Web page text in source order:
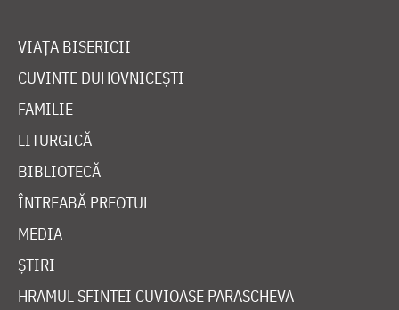
VIAȚA BISERICII
CUVINTE DUHOVNICEȘTI
FAMILIE
LITURGICĂ
BIBLIOTECĂ
ÎNTREABĂ PREOTUL
MEDIA
ȘTIRI
HRAMUL SFINTEI CUVIOASE PARASCHEVA